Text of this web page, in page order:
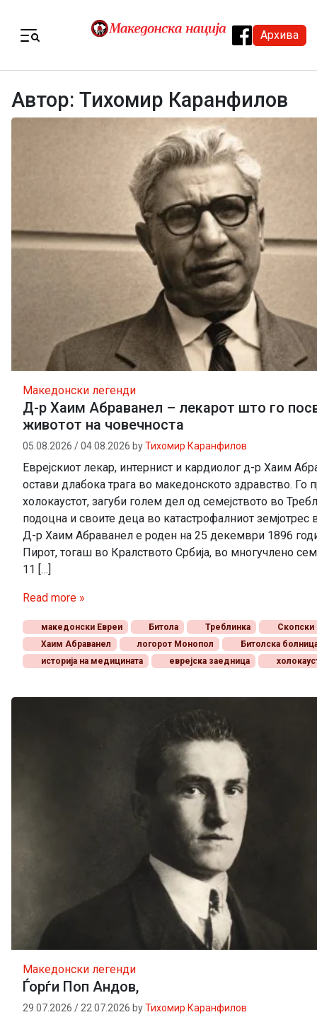
Архива
Автор: Тихомир Каранфилов
Македонски легенди
Д-р Хаим Абраванел – лекарот што го
животот на човечноста
05.08.2026 /04.08.2026 byТихомир Каранфилов
Еврејскиот лекар, интернист и кардиолог д-р Хаим
остави длабока трага во македонското здравство. Го
холокаустот, загуби голем дел од семејството во
подоцна и своите деца во катастрофалниот земјотрес
Д-р Хаим Абраванел е роден на 25 декември 1896
Пирот, тогаш во Кралството Србија, во многучлено
11 […]
Read more »
македонски Евреи Битола Треблинка
Скопски
Хаим Абраванел
логорот Монопол
Битолска
историја на медицината
еврејска заедница
Македонски легенди
Ѓорѓи Поп Андов,
29.07.2026 /22.07.2026 byТихомир Каранфилов